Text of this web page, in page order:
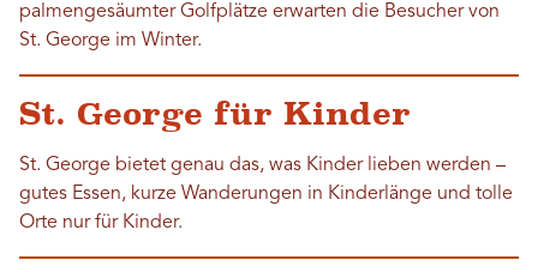
palmengesäumter Golfplätze erwarten die Besucher von
St. George im Winter.
St. George für Kinder
St. George bietet genau das, was Kinder lieben werden –
gutes Essen, kurze Wanderungen in Kinderlänge und tolle
Orte nur für Kinder.